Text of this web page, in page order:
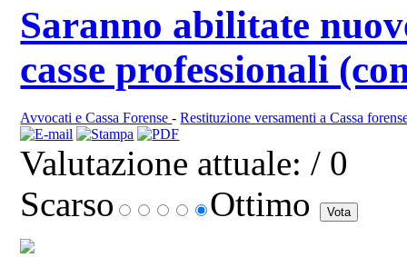
Saranno abilitate
casse professionali
Avvocati e Cassa Forense-Restituzione versamenti a Cassa
Valutazione attuale: / 0
Scarso
Ottimo